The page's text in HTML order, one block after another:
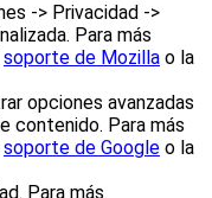
-> Privacidad ->
Para más
soporte de Mozilla o la
opciones avanzadas
contenido. Para más
soporte de Google o la
Para más